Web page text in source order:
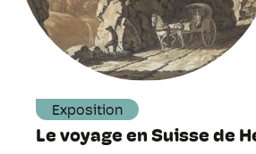
Exposition
Le voyage en Suisse de